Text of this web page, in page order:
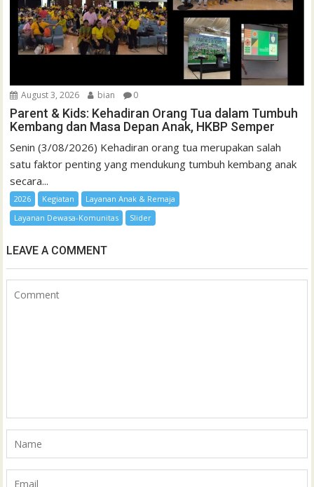
August 3, 2026 bian 0
Parent & Kids: Kehadiran Orang Tua dalam Tumbuh
Kembang dan Masa Depan Anak, HKBP Semper
Senin (3/08/2026) Kehadiran orang tua merupakan salah
satu faktor penting yang mendukung tumbuh kembang anak
secara...
2026 Kegiatan
Layanan Anak & Remaja
Layanan Dewasa-Komunitas
Slider
LEAVE A COMMENT